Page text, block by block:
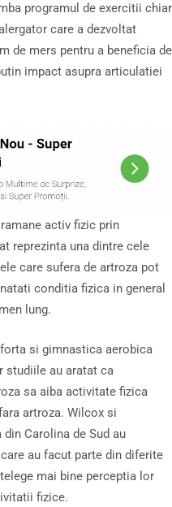
programul de exercitii chiar
care a dezvoltat
de mers pentru a beneficia de
impact asupra articulatiei
activ fizic prin
reprezinta una dintre cele
care sufera de artroza pot
conditia fizica in general
lung.
si gimnastica aerobica
studiile au aratat ca
sa aiba activitate fizica
artroza. Wilcox si
Carolina de Sud au
au facut parte din diferite
mai bine perceptia lor
fizice.